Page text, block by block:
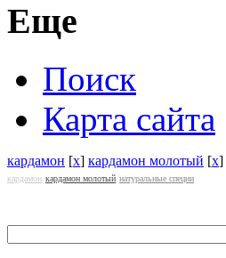
Еще
Поиск
Карта сайта
кардамон [x] кардамон молотый [x]
кардамон кардамон молотый натуральные специи